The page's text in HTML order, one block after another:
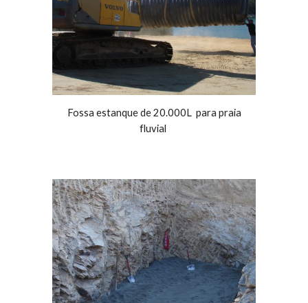
Fossa estanque de 20.000L para praia
fluvial